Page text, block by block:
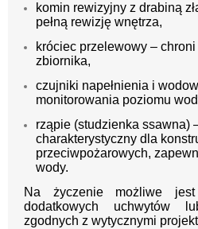
komin rewizyjny z drabiną
pełną rewizję wnętrza,
króciec przelewowy –
zbiornika,
czujniki napełnienia i
monitorowania poziomu
rząpie (studzienka ssawna)
charakterystyczny dla
przeciwpożarowych,
wody.
Na życzenie możliwe jest
dodatkowych uchwytów
zgodnych z wytycznymi